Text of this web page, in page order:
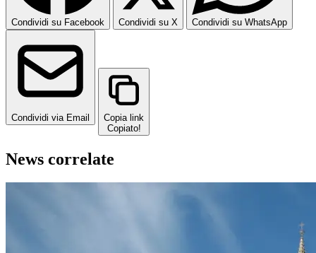
Condividi su Facebook Condividi su X Condividi su WhatsApp
Condividi via Email
Copia link
Copiato!
News correlate